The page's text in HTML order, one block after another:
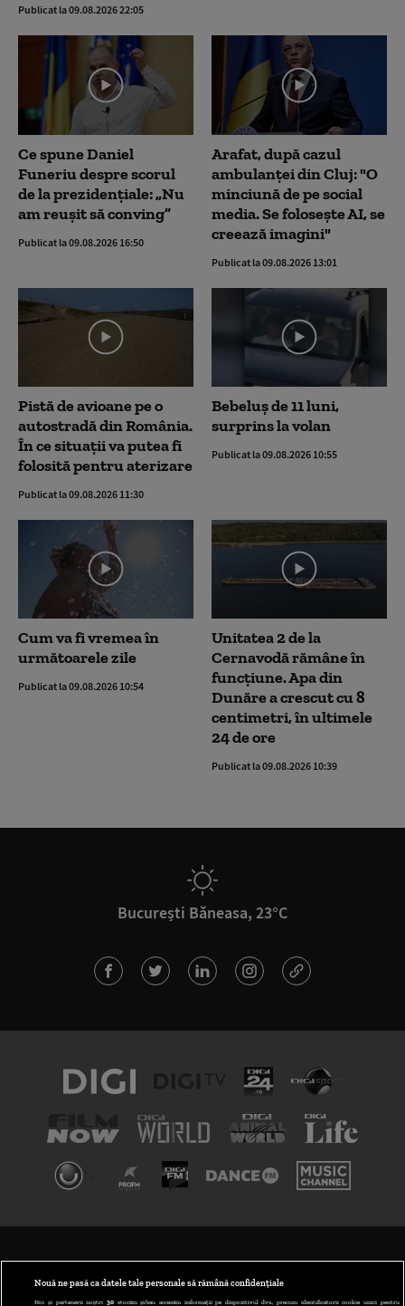
Publicat la 09.08.2026 22:05
Ce spune Daniel
Funeriu despre scorul
de la prezidențiale: „Nu
am reușit să conving”
Publicat la 09.08.2026 16:50
Arafat, după cazul
ambulanței din Cluj: "O
minciună de pe social
media. Se folosește AI, se
creează imagini"
Publicat la 09.08.2026 13:01
Pistă de avioane pe o
autostradă din România.
În ce situații va putea fi
folosită pentru aterizare
Publicat la 09.08.2026 11:30
Bebeluș de 11 luni,
surprins la volan
Publicat la 09.08.2026 10:55
Cum va fi vremea în
următoarele zile
Publicat la 09.08.2026 10:54
Unitatea 2 de la
Cernavodă rămâne în
funcțiune. Apa din
Dunăre a crescut cu 8
centimetri, în ultimele
24 de ore
Publicat la 09.08.2026 10:39
București Băneasa, 23°C
Nouă ne pasă ca datele tale personale să rămână confidențiale
Noi și partenerii noștri 30stocăm și/sau accesăm informații pe dispozitivul dvs., precum identificatorii cookie unici pentru